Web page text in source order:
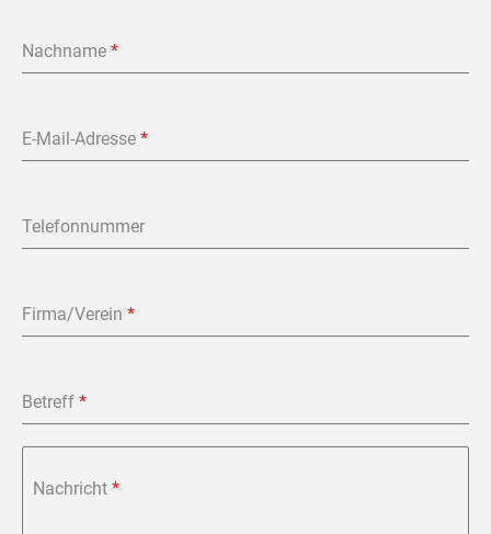
Nachname *
E-Mail-Adresse *
Telefonnummer
Firma/Verein *
Betreff *
Nachricht *